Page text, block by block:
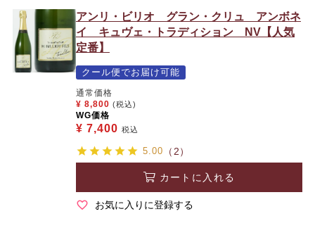
アンリ・ビリオ グラン・クリュ アンボネ
イ キュヴェ・トラディション NV【人気
定番】
クール便でお届け可能
通常価格
¥ 8,800 (税込)
WG価格
¥ 7,400 税込
5.00 （2）
カートに入れる
お気に入りに登録する